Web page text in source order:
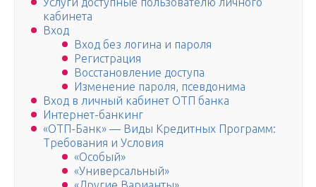
кабинета
Вход
Вход без логина и пароля
Регистрация
Восстановление доступа
Изменение пароля, псевдонима
Вход в личный кабинет ОТП банка
Интернет-банкинг
«ОТП-Банк» — Виды Кредитных Программ:
Требования и Условия
«Особый»
«Универсальный»